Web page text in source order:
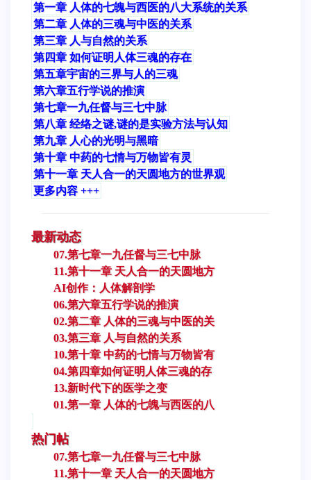
第一章 人体的七魄与西医的八大系统的关系
第二章 人体的三魂与中医的关系
第三章 人与自然的关系
第四章 如何证明人体三魂的存在
第五章宇宙的三界与人的三魂
第六章五行学说的推演
第七章一九任督与三七中脉
第八章 经络之谜,谜的是实验方法与认知
第九章 人心的光明与黑暗
第十章 中药的七情与万物皆有灵
第十一章 天人合一的天圆地方的世界观
更多内容 +++
最新动态
07.第七章一九任督与三七中脉
11.第十一章 天人合一的天圆地方
AI创作：人体解剖学
06.第六章五行学说的推演
02.第二章 人体的三魂与中医的关
03.第三章 人与自然的关系
10.第十章 中药的七情与万物皆有
04.第四章如何证明人体三魂的存
13.新时代下的医学之变
01.第一章 人体的七魄与西医的八
热门帖
07.第七章一九任督与三七中脉
11.第十一章 天人合一的天圆地方